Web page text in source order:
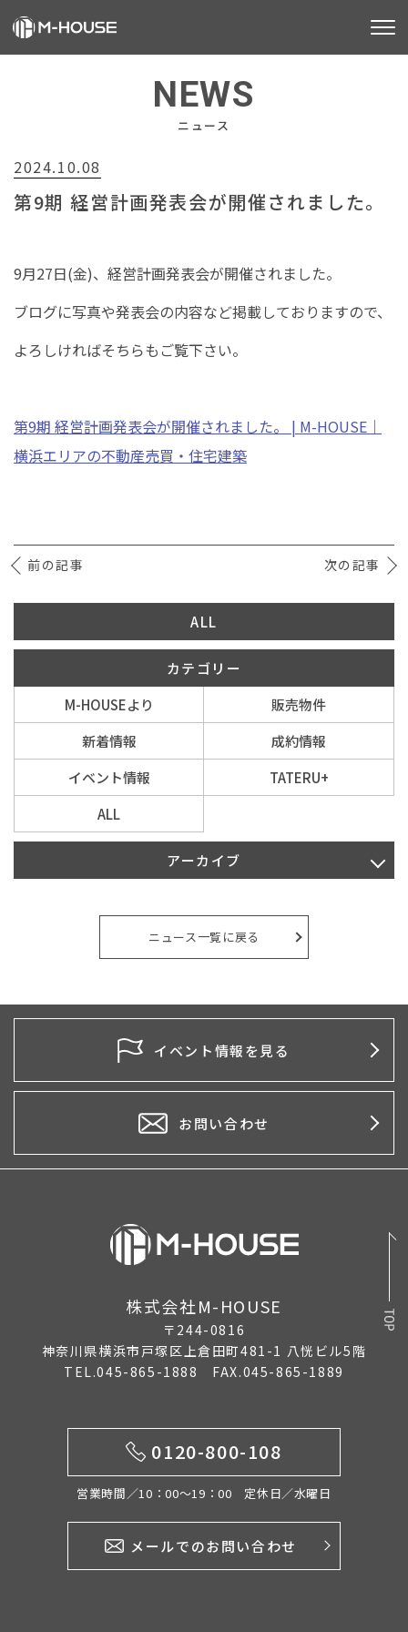
不動産事業
建築事業
お客様の声
会社情報
イベント情報
営業時間／10：00〜19：00 定休日／水曜日
お問い合わせ
NEWS
ニュース
2024.10.08
第9期 経営計画発表会が開催されました。
9月27日(金)、経営計画発表会が開催されました。
ブログに写真や発表会の内容など掲載しておりますので、
よろしければそちらもご覧下さい。
第9期 経営計画発表会が開催されました。 | M-HOUSE｜
横浜エリアの不動産売買・住宅建築
前の記事 次の記事
ALL
カテゴリー
M-HOUSEより
販売物件
新着情報
成約情報
イベント情報
TATERU+
ALL
アーカイブ
2026年7月
2026年5月
2026年4月
2026年3月
2026年2月
2026年1月
2025年11月
2025年9月
2025年8月
2025年7月
2025年5月
2025年4月
2025年2月
ニュース一覧に戻る
イベント情報を見る
お問い合わせ
株式会社M-HOUSE
〒244-0816
神奈川県横浜市戸塚区上倉田町481-1 八恍ビル5階
TEL.045-865-1888 FAX.045-865-1889
0120-800-108
営業時間／10：00〜19：00 定休日／水曜日
メールでのお問い合わせ